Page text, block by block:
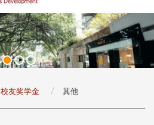
校友奖学金 其他